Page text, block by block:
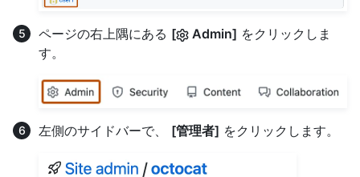
ページの右上隅にある [ Admin] をクリックしま
す。
左側のサイドバーで、 [管理者] をクリックします。